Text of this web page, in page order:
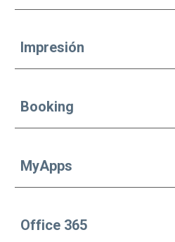
Impresión
Booking
MyApps
Office 365